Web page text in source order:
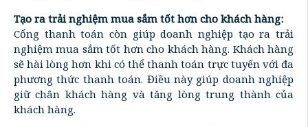
Tạo ra trải nghiệm mua sắm tốt hơn cho khách hàng:
Cổng thanh toán còn giúp doanh nghiệp tạo ra trải
nghiệm mua sắm tốt hơn cho khách hàng. Khách hàng
sẽ hài lòng hơn khi có thể thanh toán trực tuyến với đa
phương thức thanh toán. Điều này giúp doanh nghiệp
giữ chân khách hàng và tăng lòng trung thành của
khách hàng.